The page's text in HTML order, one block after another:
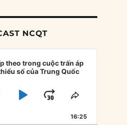
NCQT
theo trong cuộc trấn áp
số của Trung Quốc
BACKWARD
PLAYJUMP
FORWARD
SHARE
EPISODE
16:25